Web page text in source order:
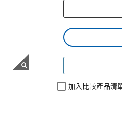
加入比較產品清